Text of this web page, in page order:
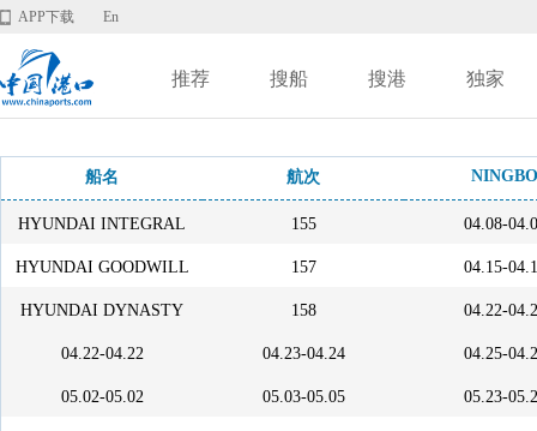
APP下载 En
推荐 搜船 搜港 独家
船名 航次 NINGBO
HYUNDAI INTEGRAL 155 04.08-
HYUNDAI GOODWILL 157 04.15-
HYUNDAI DYNASTY 158 04.22-
04.22-04.22 04.23-04.24 04.25-
05.02-05.02 05.03-05.05 05.23-